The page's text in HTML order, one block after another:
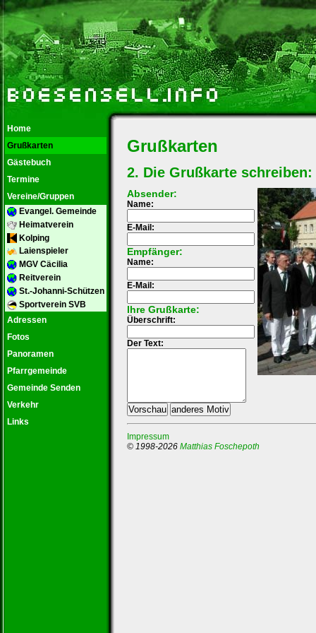
Grußkarten
2. Die Grußkarte schreiben:
Absender:
Name:
E-Mail:
Empfänger:
Name:
E-Mail:
Ihre Grußkarte:
Überschrift:
Der Text:
Impressum
© 1998-2026 Matthias Foschepoth
Home
Grußkarten
Gästebuch
Termine
Vereine/Gruppen
Evangel. Gemeinde
Heimatverein
Kolping
Laienspieler
MGV Cäcilia
Reitverein
St.-Johanni-Schützen
Sportverein SVB
Adressen
Fotos
Panoramen
Pfarrgemeinde
Gemeinde Senden
Verkehr
Links